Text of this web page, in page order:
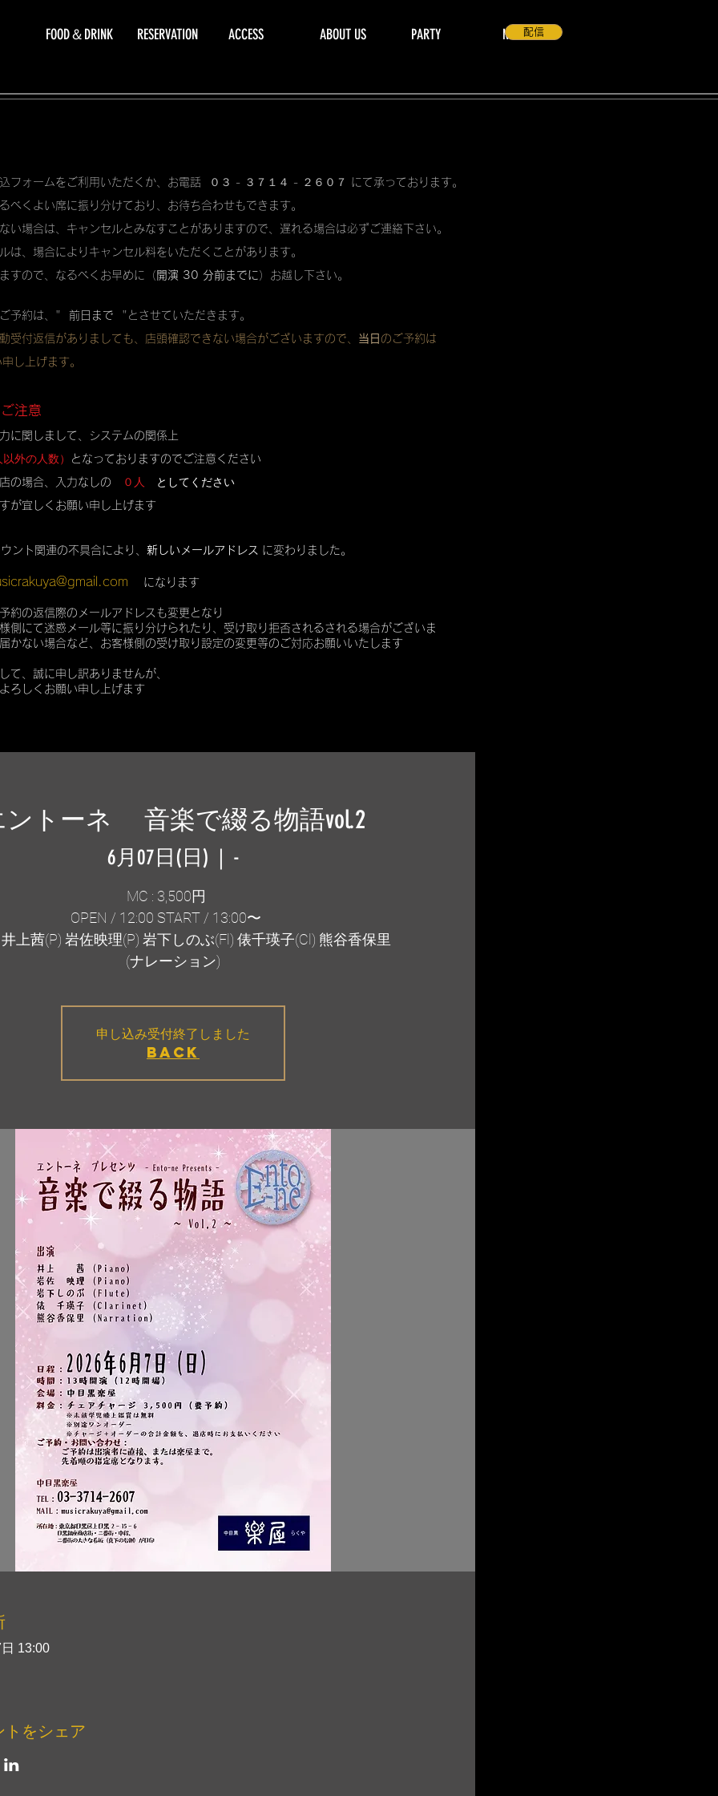
FOOD＆DRINK RESERVATION ACCESS ABOUT US PARTY NEWS配信
フォームをご利用いただくか、お電話 ０３ - ３７１４ - ２６０７ にて承っております。
べくよい席に振り分けており、お待ち合わせもできます。
い場合は、キャンセルとみなすことがありますので、遅れる場合は必ずご連絡下さい。
は、場合によりキャンセル料をいただくことがあります。
すので、なるべくお早めに（ 開演 30 分前までに）お越し下さい。
予約は、" 前日まで "とさせていただきます。
受付返信がありましても、店頭確認できない場合がございますので、 当日 のご予約は
し上げます。
注意
に関しまして、システムの関係上
外の人数） となっておりますのでご注意ください
の場合、入力なしの ０人 としてください
が宜しくお願い申し上げます
ント関連の不具合により、 新しいメールアドレス に変わりました。
になります
約の返信際のメールアドレスも変更となり
側にて迷惑メール等に振り分けられたり、受け取り拒否されるされる場合がございま
かない場合など、お客様側の受け取り設定の変更等のご対応お願いいたします
て、誠に申し訳ありませんが、
ろしくお願い申し上げます
ントーネ 音楽で綴る物語vol.2
6月07日(日)
  |
-
MC : 3,500円
OPEN / 12:00 START / 13:00〜
上茜(P) 岩佐映理(P) 岩下しのぶ(Fl) 俵千瑛子(Cl) 熊谷香保里
(ナレーション)
申し込み受付終了しました
BACK
13:00
トをシェア